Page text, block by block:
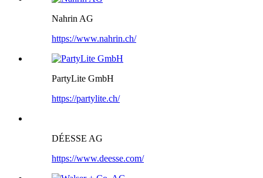
Nahrin AG
https://www.nahrin.ch/
PartyLite GmbH
https://partylite.ch/
DÉESSE AG
https://www.deesse.com/